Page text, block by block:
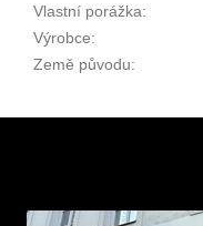
Vlastní porážka:
Výrobce:
Země původu: